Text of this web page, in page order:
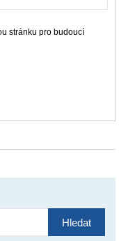
stránku pro budoucí